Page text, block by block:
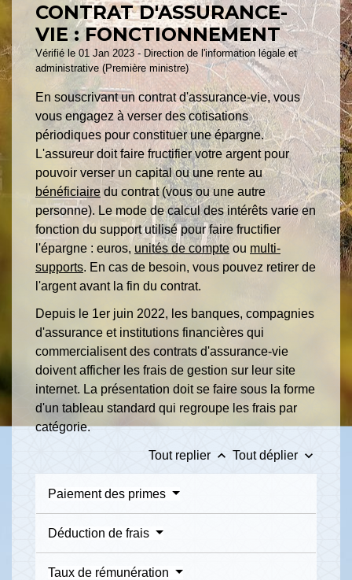
CONTRAT D'ASSURANCE-
VIE : FONCTIONNEMENT
Vérifié le 01 Jan 2023 - Direction de l'information légale et
administrative (Première ministre)
En souscrivant un contrat d'assurance-vie, vous
vous engagez à verser des cotisations
périodiques pour constituer une épargne.
L'assureur doit faire fructifier votre argent pour
pouvoir verser un capital ou une rente au
bénéficiaire du contrat (vous ou une autre
personne). Le mode de calcul des intérêts varie en
fonction du support utilisé pour faire fructifier
l'épargne : euros, unités de compte ou multi-
supports. En cas de besoin, vous pouvez retirer de
l'argent avant la fin du contrat.
Depuis le 1er juin 2022, les banques, compagnies
d'assurance et institutions financières qui
commercialisent des contrats d'assurance-vie
doivent afficher les frais de gestion sur leur site
internet. La présentation doit se faire sous la forme
d'un tableau standard qui regroupe les frais par
catégorie.
Tout replier keyboard_arrow_up Tout déplier keyboard_arrow_down
Paiement des primes
Déduction de frais
Taux de rémunération